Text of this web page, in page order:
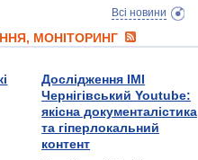
Всі новини
МОНІТОРИНГ
Дослідження ІМІ
Чернігівський Youtube:
якісна документалістика
та гіперлокальний
контент